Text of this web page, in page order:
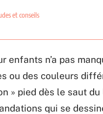
et conseils
enfants n’a pas
ou des couleurs
» pied dès le saut
qui se